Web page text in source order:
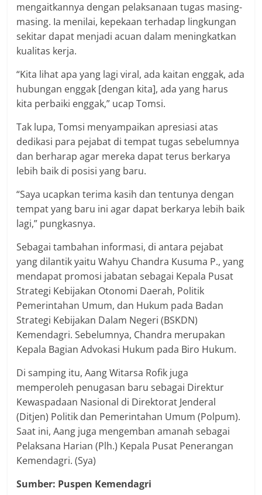
mengaitkannya dengan pelaksanaan tugas masing-
masing. Ia menilai, kepekaan terhadap lingkungan
sekitar dapat menjadi acuan dalam meningkatkan
kualitas kerja.
“Kita lihat apa yang lagi viral, ada kaitan enggak, ada
hubungan enggak [dengan kita], ada yang harus
kita perbaiki enggak,” ucap Tomsi.
Tak lupa, Tomsi menyampaikan apresiasi atas
dedikasi para pejabat di tempat tugas sebelumnya
dan berharap agar mereka dapat terus berkarya
lebih baik di posisi yang baru.
“Saya ucapkan terima kasih dan tentunya dengan
tempat yang baru ini agar dapat berkarya lebih baik
lagi,” pungkasnya.
Sebagai tambahan informasi, di antara pejabat
yang dilantik yaitu Wahyu Chandra Kusuma P., yang
mendapat promosi jabatan sebagai Kepala Pusat
Strategi Kebijakan Otonomi Daerah, Politik
Pemerintahan Umum, dan Hukum pada Badan
Strategi Kebijakan Dalam Negeri (BSKDN)
Kemendagri. Sebelumnya, Chandra merupakan
Kepala Bagian Advokasi Hukum pada Biro Hukum.
Di samping itu, Aang Witarsa Rofik juga
memperoleh penugasan baru sebagai Direktur
Kewaspadaan Nasional di Direktorat Jenderal
(Ditjen) Politik dan Pemerintahan Umum (Polpum).
Saat ini, Aang juga mengemban amanah sebagai
Pelaksana Harian (Plh.) Kepala Pusat Penerangan
Kemendagri. (Sya)
Sumber: Puspen Kemendagri